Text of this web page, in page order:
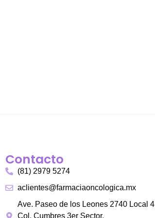
Contacto
(81) 2979 5274
aclientes@farmaciaoncologica.mx
Ave. Paseo de los Leones 2740 Local 4
Col. Cumbres 3er Sector.